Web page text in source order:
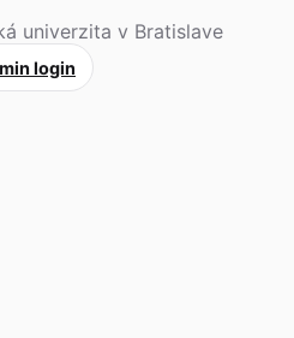
univerzita v Bratislave
login